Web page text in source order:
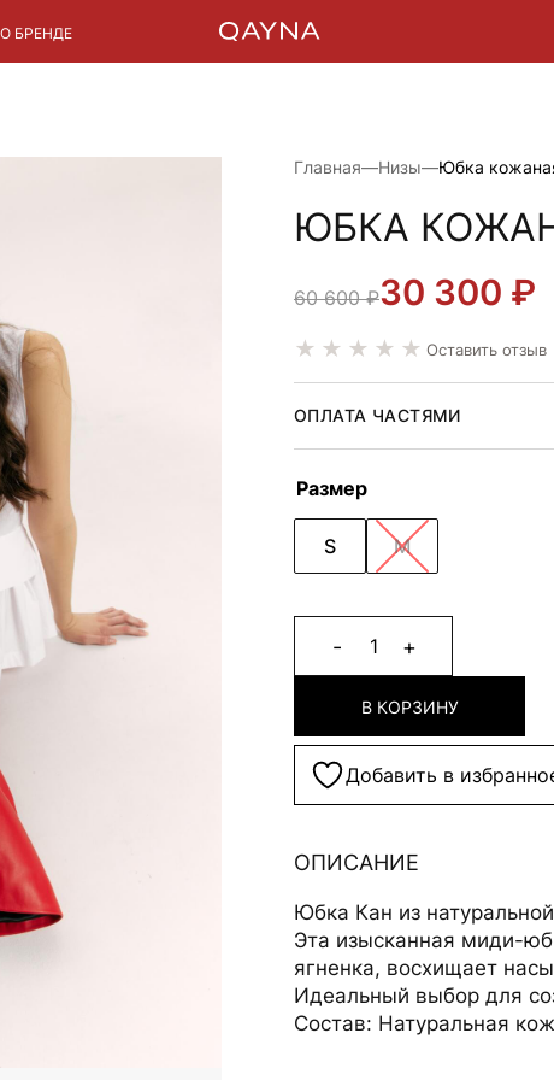
О БРЕНДЕ
Главная—Низы—Юбка
ЮБКА
60 600₽
ЦЕНА
СОСТАВЛЯЛА
60
600 ₽.
30 300 ₽
ТЕКУЩАЯ
ЦЕНА:
30
300 ₽.
Оставить отзыв
ОПЛАТА ЧАСТЯМИ
Размер
S M
- 1 +
В КОРЗИНУ
Добавить в
Alternative:
ОПИСАНИЕ
Юбка Кан из
Эта изысканная миди-
ягненка, восхищает
Идеальный выбор для
Состав: Натуральная